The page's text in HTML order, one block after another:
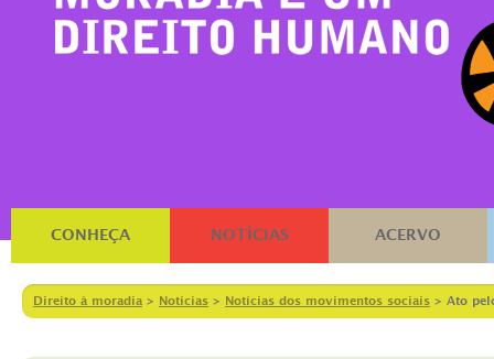
CONHEÇA NOTÍCIAS ACERVO
Direito à moradia > Notícias > Notícias dos movimentos sociais > Ato